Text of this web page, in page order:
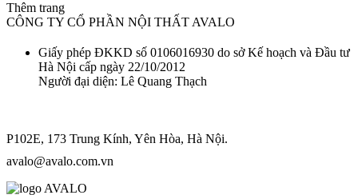
Thêm trang
CÔNG TY CỔ PHẦN NỘI THẤT AVALO
Giấy phép ĐKKD số 0106016930 do sở Kế hoạch và Đầu tư
Hà Nội cấp ngày 22/10/2012
Người đại diện: Lê Quang Thạch
P102E, 173 Trung Kính, Yên Hòa, Hà Nội.
avalo@avalo.com.vn